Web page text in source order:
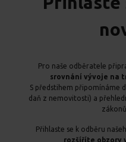
Pro naše odběratele
srovnání vývoje na
S předstihem připomínáme
daň z nemovitosti) a
Přihlaste se k odběru
rozšíříte obzory